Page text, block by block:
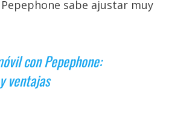
sabe ajustar muy
con Pepephone:
ventajas